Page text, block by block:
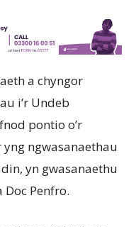
a chyngor
i’r Undeb
pontio o’r
ngwasanaethau
yn gwasanaethu
Penfro.